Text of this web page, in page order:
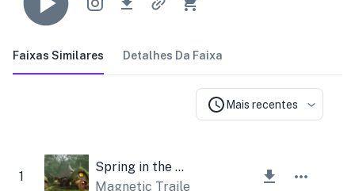
Faixas Similares Detalhes Da Faixa
Mais recentes
1
Spring in the Forest
Magnetic Trailer